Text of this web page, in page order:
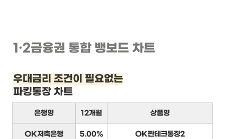
1 ·2금융권 통합 뱅보드 차트
우대금리 조건이 필요없는
파킹통장 차트
은행명 12개월 상품명
OK저축은행 5.00% OK짠테크통장2